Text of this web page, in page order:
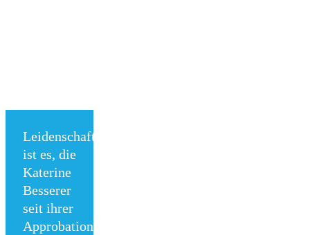
Leidenschaft
ist es, die
Katerine
Besserer
seit ihrer
Approbation